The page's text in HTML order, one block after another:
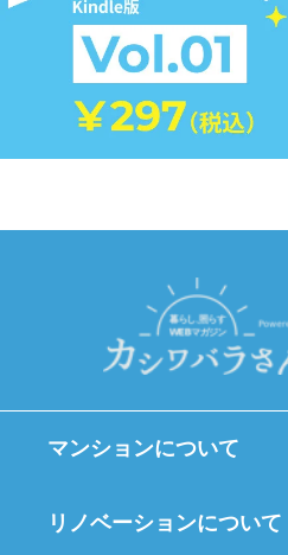
マンションについて
リノベーションについて